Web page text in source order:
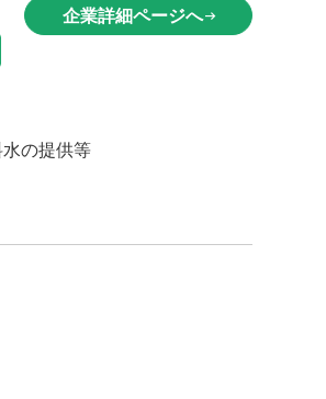
企業詳細ページへarrow_right_alt
の提供等